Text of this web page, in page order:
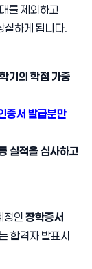
를 제외하고
실하게 됩니다.
기의 학점 가중
증서 발급분만
실적을 심사하고
정인 장학증서
합격자 발표시